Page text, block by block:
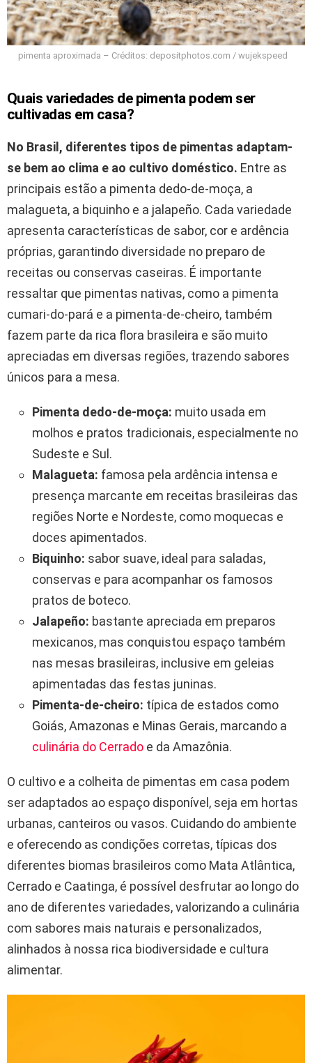
pimenta aproximada – Créditos: depositphotos.com / wujekspeed
Quais variedades de pimenta podem ser
cultivadas em casa?
No Brasil, diferentes tipos de pimentas adaptam-
se bem ao clima e ao cultivo doméstico. Entre as
principais estão a pimenta dedo-de-moça, a
malagueta, a biquinho e a jalapeño. Cada variedade
apresenta características de sabor, cor e ardência
próprias, garantindo diversidade no preparo de
receitas ou conservas caseiras. É importante
ressaltar que pimentas nativas, como a pimenta
cumari-do-pará e a pimenta-de-cheiro, também
fazem parte da rica flora brasileira e são muito
apreciadas em diversas regiões, trazendo sabores
únicos para a mesa.
Pimenta dedo-de-moça: muito usada em
molhos e pratos tradicionais, especialmente no
Sudeste e Sul.
Malagueta: famosa pela ardência intensa e
presença marcante em receitas brasileiras das
regiões Norte e Nordeste, como moquecas e
doces apimentados.
Biquinho: sabor suave, ideal para saladas,
conservas e para acompanhar os famosos
pratos de boteco.
Jalapeño: bastante apreciada em preparos
mexicanos, mas conquistou espaço também
nas mesas brasileiras, inclusive em geleias
apimentadas das festas juninas.
Pimenta-de-cheiro: típica de estados como
Goiás, Amazonas e Minas Gerais, marcando a
culinária do Cerrado e da Amazônia.
O cultivo e a colheita de pimentas em casa podem
ser adaptados ao espaço disponível, seja em hortas
urbanas, canteiros ou vasos. Cuidando do ambiente
e oferecendo as condições corretas, típicas dos
diferentes biomas brasileiros como Mata Atlântica,
Cerrado e Caatinga, é possível desfrutar ao longo do
ano de diferentes variedades, valorizando a culinária
com sabores mais naturais e personalizados,
alinhados à nossa rica biodiversidade e cultura
alimentar.